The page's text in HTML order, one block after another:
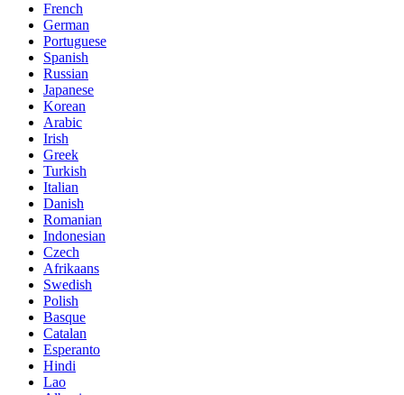
French
German
Portuguese
Spanish
Russian
Japanese
Korean
Arabic
Irish
Greek
Turkish
Italian
Danish
Romanian
Indonesian
Czech
Afrikaans
Swedish
Polish
Basque
Catalan
Esperanto
Hindi
Lao